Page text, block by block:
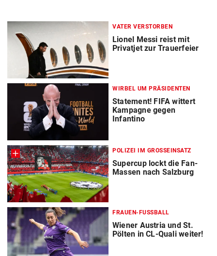
VATER VERSTORBEN
Lionel Messi reist mit
Privatjet zur Trauerfeier
WIRBEL UM PRÄSIDENTEN
Statement! FIFA wittert
Kampagne gegen
Infantino
POLIZEI IM GROSSEINSATZ
Supercup lockt die Fan-
Massen nach Salzburg
FRAUEN-FUSSBALL
Wiener Austria und St.
Pölten in CL-Quali weiter!